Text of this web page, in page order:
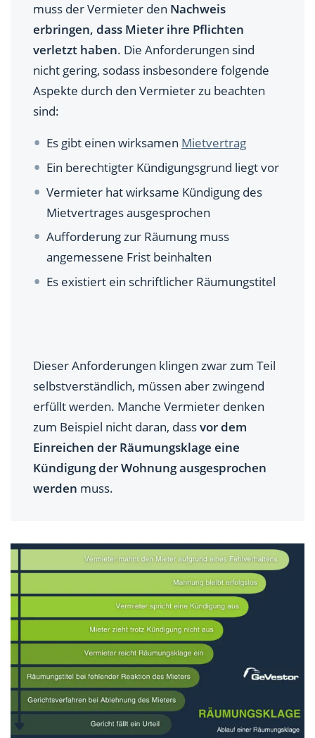
muss der Vermieter den Nachweis
erbringen, dass Mieter ihre Pflichten
verletzt haben. Die Anforderungen sind
nicht gering, sodass insbesondere folgende
Aspekte durch den Vermieter zu beachten
sind:
Es gibt einen wirksamen Mietvertrag
Ein berechtigter Kündigungsgrund liegt vor
Vermieter hat wirksame Kündigung des
Mietvertrages ausgesprochen
Aufforderung zur Räumung muss
angemessene Frist beinhalten
Es existiert ein schriftlicher Räumungstitel
Dieser Anforderungen klingen zwar zum Teil
selbstverständlich, müssen aber zwingend
erfüllt werden. Manche Vermieter denken
zum Beispiel nicht daran, dassvor dem
Einreichen der Räumungsklage eine
Kündigung der Wohnung ausgesprochen
werden muss.